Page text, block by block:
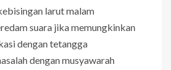
larut malam
suara jika memungkinkan
dengan tetangga
dengan musyawarah